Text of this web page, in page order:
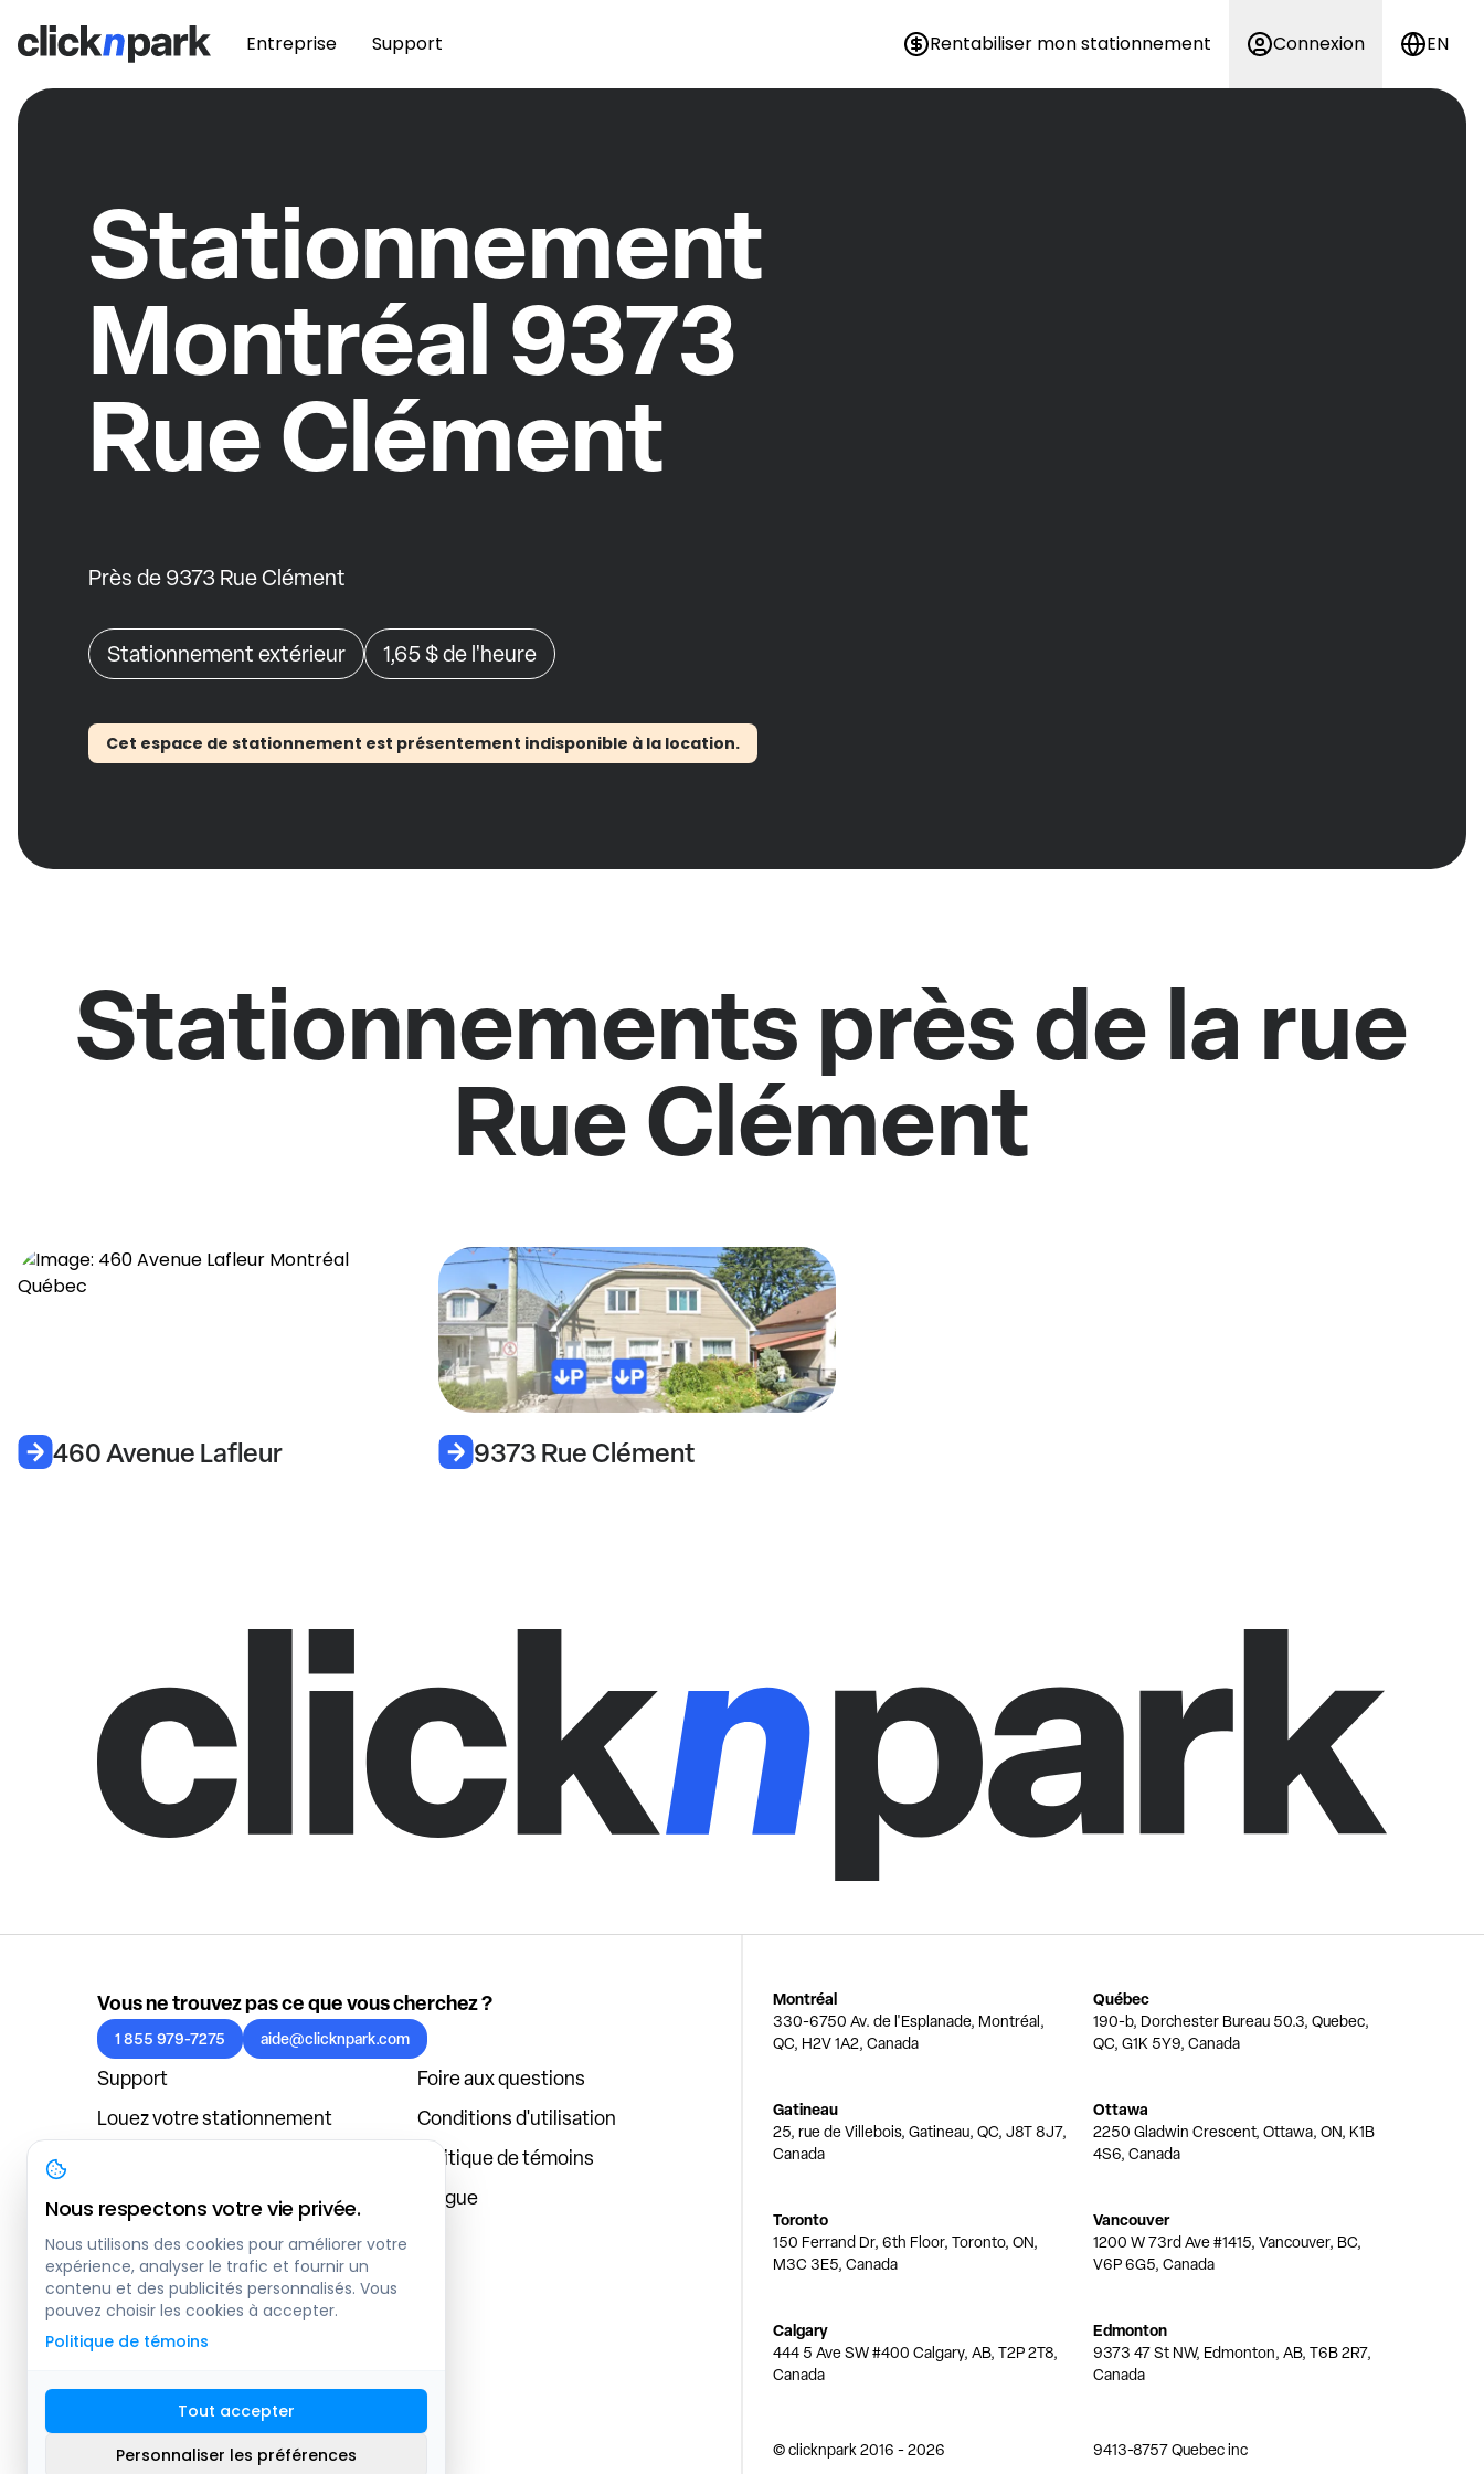
Entreprise Support Rentabiliser mon stationnement Connexion EN
Stationnement
Montréal 9373
Rue Clément
Près de 9373 Rue Clément
Stationnement extérieur 1,65 $de l'heure
Cet espace de stationnement est présentement indisponible à la location.
Stationnements près de la rue
Rue Clément
460 Avenue Lafleur 9373 Rue Clément
Vous ne trouvez pas ce que vous cherchez ?
1 855 979-7275 aide@clicknpark.com
Support
Foire aux questions
Louez votre stationnement
Conditions d'utilisation
Politique de témoins
À propos
Blogue
Connexion au tableau de bord
Montréal
330-6750 Av. de l'Esplanade, Montréal,
QC, H2V 1A2, Canada
Québec
190-b, Dorchester Bureau 50.3, Quebec,
QC, G1K 5Y9, Canada
Gatineau
25, rue de Villebois, Gatineau, QC, J8T 8J7,
Canada
Ottawa
2250 Gladwin Crescent, Ottawa, ON, K1B
4S6, Canada
Toronto
150 Ferrand Dr, 6th Floor, Toronto, ON,
M3C 3E5, Canada
Vancouver
1200 W 73rd Ave #1415, Vancouver, BC,
V6P 6G5, Canada
Calgary
444 5 Ave SW #400 Calgary, AB, T2P 2T8,
Canada
Edmonton
9373 47 St NW, Edmonton, AB, T6B 2R7,
Canada
© clicknpark2016 -2026 9413-8757 Quebec inc
Plan du site
Nous respectons votre vie privée.
Nous utilisons des cookies pour améliorer votre
expérience, analyser le trafic et fournir un
contenu et des publicités personnalisés. Vous
pouvez choisir les cookies à accepter.
Politique de témoins
Tout accepter
Personnaliser les préférences